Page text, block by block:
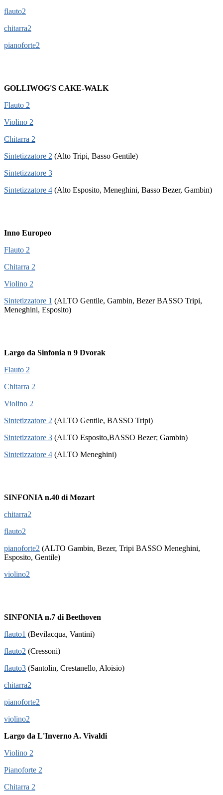
flauto2
chitarra2
pianoforte2
GOLLIWOG'S CAKE-WALK
Flauto 2
Violino 2
Chitarra 2
Sintetizzatore 2 (Alto Tripi, Basso Gentile)
Sintetizzatore 3
Sintetizzatore 4 (Alto Esposito, Meneghini, Basso Bezer, Gambin)
Inno Europeo
Flauto 2
Chitarra 2
Violino 2
Sintetizzatore 1 (ALTO Gentile, Gambin, Bezer BASSO Tripi,
Meneghini, Esposito)
Largo da Sinfonia n 9 Dvorak
Flauto 2
Chitarra 2
Violino 2
Sintetizzatore 2 (ALTO Gentile, BASSO Tripi)
Sintetizzatore 3 (ALTO Esposito,BASSO Bezer; Gambin)
Sintetizzatore 4 (ALTO Meneghini)
SINFONIA n.40 di Mozart
chitarra2
flauto2
pianoforte2 (ALTO Gambin, Bezer, Tripi BASSO Meneghini,
Esposito, Gentile)
violino2
SINFONIA n.7 di Beethoven
flauto1 (Bevilacqua, Vantini)
flauto2 (Cressoni)
flauto3 (Santolin, Crestanello, Aloisio)
chitarra2
pianoforte2
violino2
Largo da L'Inverno A. Vivaldi
Violino 2
Pianoforte 2
Chitarra 2